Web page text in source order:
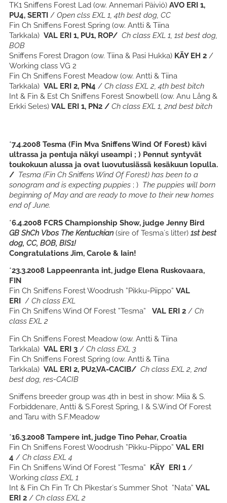
TK1 Sniffens Forest Lad (ow. Annemari Päiviö) AVO ERI 1,
PU4, SERTI / Open clss EXL 1, 4th best dog, CC
Fin Ch Sniffens Forest Spring (ow. Antti & Tiina
Tarkkala) VAL ERI 1, PU1, ROP/ Ch class EXL 1, 1st best dog,
BOB
Sniffens Forest Dragon (ow. Tiina & Pasi Hukka) KÄY EH 2 /
Working class VG 2
Fin Ch Sniffens Forest Meadow (ow. Antti & Tiina
Tarkkala) VAL ERI 2, PN4 / Ch class EXL 2, 4th best bitch
Int & Fin & Est Ch Sniffens Forest Snowbell (ow. Anu Lång &
Erkki Seles) VAL ERI 1, PN2 / Ch class EXL 1, 2nd best bitch
*7.4.2008 Tesma (Fin Mva Sniffens Wind Of Forest) kävi
ultrassa ja pentuja näkyi useampi ; ) Pennut syntyvät
toukokuun alussa ja ovat luovutusiässä kesäkuun lopulla.
/ Tesma (Fin Ch Sniffens Wind Of Forest) has been to a
sonogram and is expecting puppies ; ) The puppies will born
beginning of May and are ready to move to their new homes
end of June.
*6.4.2008 FCRS Championship Show, judge Jenny Bird
GB ShCh Vbos The Kentuckian(sire of Tesma´s litter) 1st best
dog, CC, BOB, BIS1!
Congratulations Jim, Carole & Iain!
*23.3.2008 Lappeenranta int, judge Elena Ruskovaara,
FIN
Fin Ch Sniffens Forest Woodrush ”Pikku-Piippo” VAL
ERI / Ch class EXL
Fin Ch Sniffens Wind Of Forest ”Tesma” VAL ERI 2 / Ch
class EXL 2
Fin Ch Sniffens Forest Meadow (ow. Antti & Tiina
Tarkkala) VAL ERI 3 / Ch class EXL 3
Fin Ch Sniffens Forest Spring (ow. Antti & Tiina
Tarkkala) VAL ERI 2, PU2,VA-CACIB/ Ch class EXL 2, 2nd
best dog, res-CACIB
Sniffens breeder group was 4th in best in show: Miia & S.
Forbiddenare, Antti & S.Forest Spring, I & S.Wind Of Forest
and Taru with S.F.Meadow
*16.3.2008 Tampere int, judge Tino Pehar, Croatia
Fin Ch Sniffens Forest Woodrush ”Pikku-Piippo” VAL ERI
4 / Ch class EXL 4
Fin Ch Sniffens Wind Of Forest ”Tesma” KÄY ERI 1 /
Working class EXL 1
Int & Fin Ch Fin Tr Ch Pikestar´s Summer Shot ”Nata” VAL
ERI 2 / Ch class EXL 2